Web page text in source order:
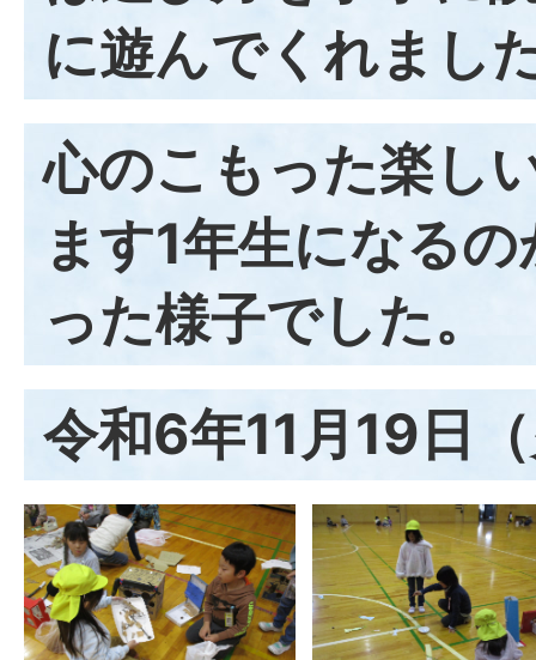
に遊んでくれまし
心のこもった楽し
ます1年生になる
った様子でした。
令和6年11月19日